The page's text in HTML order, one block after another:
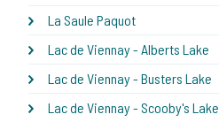
La Saule Paquot
Lac de Viennay - Alberts Lake
Lac de Viennay - Busters Lake
Lac de Viennay - Scooby's Lake